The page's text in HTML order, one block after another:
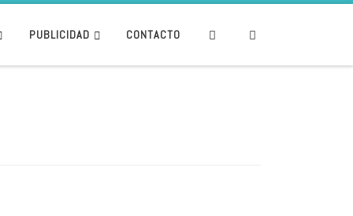
PUBLICIDAD CONTACTO Search